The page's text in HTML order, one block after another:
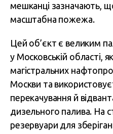
мешканці зазначають,
масштабна пожежа.
Цей об’єкт є великим
у Московській області,
магістральних
Москви та
перекачування й
дизельного палива. На
резервуари для